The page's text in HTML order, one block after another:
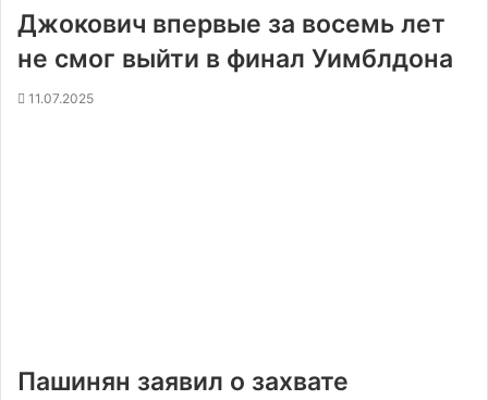
Джокович впервые за восемь лет
не смог выйти в финал Уимблдона
11.07.2025
Пашинян заявил о захвате